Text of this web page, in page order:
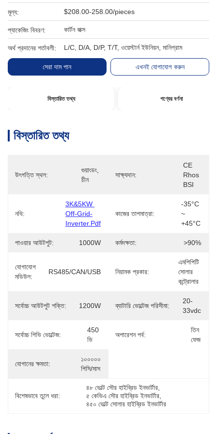
মূল্য: $208.00-258.00/pieces
প্যাকেজিং বিবরণ: কার্টন বাক্স
অর্থ প্রদানের শর্তাবলী: L/C, D/A, D/P, T/T, ওয়েস্টার্ন ইউনিয়ন, মানিগ্রাম
সেরা দাম পান এখনই যোগাযোগ করুন
বিস্তারিত তথ্য পণ্যের বর্ণনা
বিস্তারিত তথ্য
উৎপত্তি স্থল:
গুয়াংডং,
চীন
সাক্ষ্যদান:
CE
Rhos
BSI
নথি:
3K&5KW
Off-Grid-
Inverter.pdf
কাজের তাপমাত্রা:
-35°C
~
+45°C
পাওয়ার আউটপুট: 1000W কর্মদক্ষতা: >90%
যোগাযোগ
মডিউল:
RS485/CAN/USB নিয়ামক প্রকার:
এমপিপিটি
সোলার
কন্ট্রোলার
সর্বোচ্চ আউটপুট শক্তি: 1200W ব্যাটারি ভোল্টেজ পরিসীমা:
20-
33vdc
সর্বোচ্চ পিভি ভোল্টেজ:
450
ভি
অপারেশন পর্ব:
তিন
ফেজ
যোগানের ক্ষমতা:
১০০০০০
পিসি/মাস
বিশেষভাবে তুলে ধরা:
৪৮ ভোল্ট সৌর হাইব্রিড ইনভার্টার
৫ কেভিএ সৌর হাইব্রিড ইনভার্টার
৪৫০ ভোল্ট সোলার হাইব্রিড ইনভার্টার